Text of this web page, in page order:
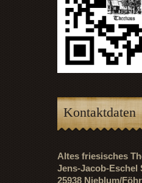
Kontaktdaten
Altes friesisches
Jens-Jacob-Eschel
25938 Nieblum/Föhr